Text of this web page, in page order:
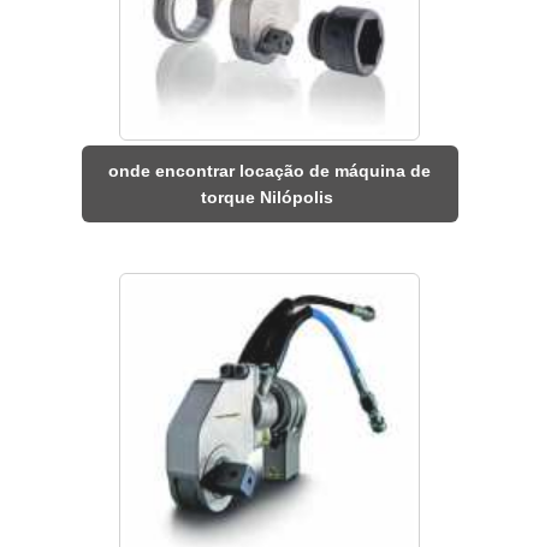
onde encontrar locação de máquina de
torque Nilópolis